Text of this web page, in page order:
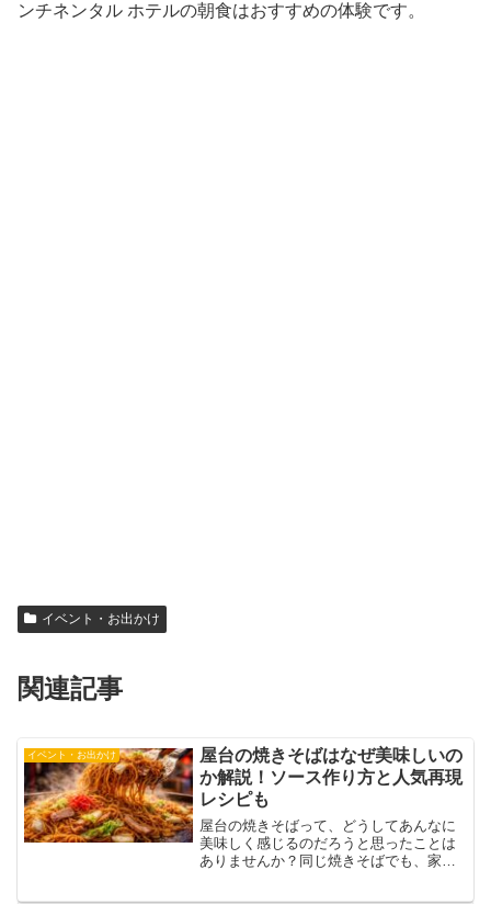
ンチネンタル ホテルの朝食はおすすめの体験です。
イベント・お出かけ
関連記事
イベント・お出かけ
屋台の焼きそばはなぜ美味しいの
か解説！ソース作り方と人気再現
レシピも
屋台の焼きそばって、どうしてあんなに
美味しく感じるのだろうと思ったことは
ありませんか？同じ焼きそばでも、家で